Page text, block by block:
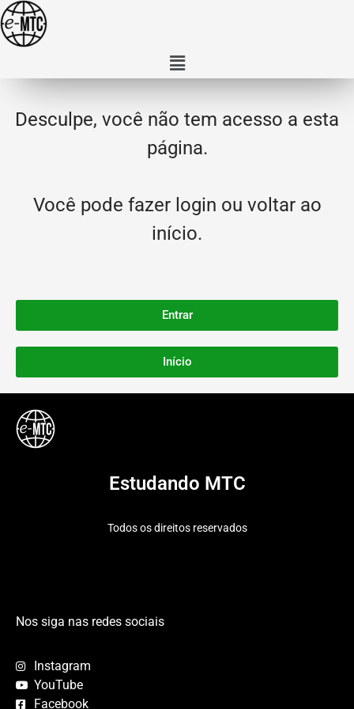
Desculpe, você não tem acesso a esta
página.
Você pode fazer login ou voltar ao
início.
Entrar
Início
Estudando MTC
Todos os direitos reservados
Nos siga nas redes sociais
Instagram
YouTube
Facebook